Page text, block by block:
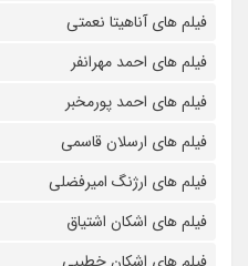
فیلم های آناهیتا نعمتی
فیلم های احمد مهرانفر
فیلم های احمد پورمخبر
فیلم های ارسلان قاسمی
فیلم های ارژنگ امیرفضلی
فیلم های اشکان اشتیاق
فیلم های اشکان خطیبی